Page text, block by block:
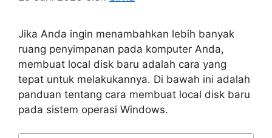
Jika Anda ingin menambahkan lebih banyak
ruang penyimpanan pada komputer Anda,
membuat local disk baru adalah cara yang
tepat untuk melakukannya. Di bawah ini adalah
panduan tentang cara membuat local disk baru
pada sistem operasi Windows.